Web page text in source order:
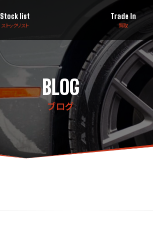
Stock list
ストックリスト
Trade In
買取
BLOG
ブログ